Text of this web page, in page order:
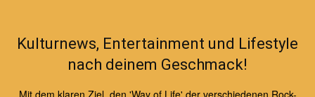
Kulturnews, Entertainment und Lifestyle
nach deinem Geschmack!
Mit dem klaren Ziel, den 'Way of Life' der verschiedenen Rock-